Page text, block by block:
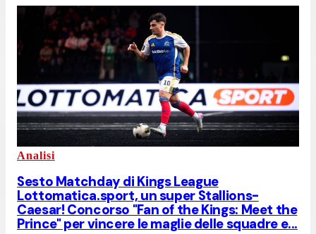
Analisi
Sesto Matchday di Kings League
Lottomatica.sport, un super Stallions-
Caesar! Concorso "Fan of the Kings: Meet the
Prince" per vincere le maglie delle squadre e...